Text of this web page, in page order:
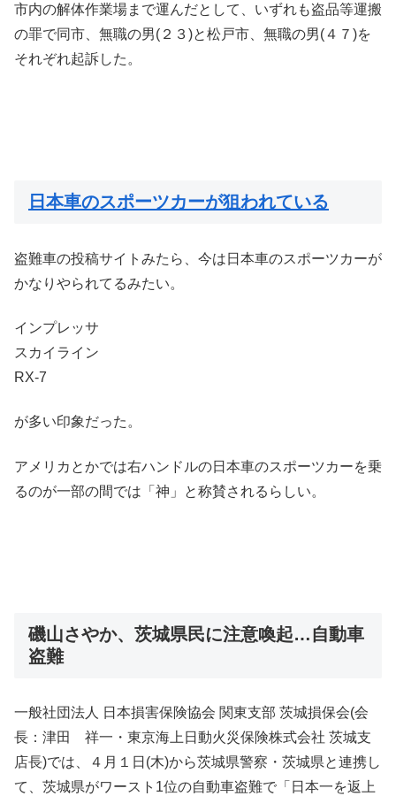
市内の解体作業場まで運んだとして、いずれも盗品等運搬
の罪で同市、無職の男(２３)と松戸市、無職の男(４７)を
それぞれ起訴した。
日本車のスポーツカーが狙われている
盗難車の投稿サイトみたら、今は日本車のスポーツカーが
かなりやられてるみたい。
インプレッサ
スカイライン
RX-7
が多い印象だった。
アメリカとかでは右ハンドルの日本車のスポーツカーを乗
るのが一部の間では「神」と称賛されるらしい。
磯山さやか、茨城県民に注意喚起…自動車
盗難
一般社団法人 日本損害保険協会 関東支部 茨城損保会(会
長：津田 祥一・東京海上日動火災保険株式会社 茨城支
店長)では、４月１日(木)から茨城県警察・茨城県と連携し
て、茨城県がワースト1位の自動車盗難で「日本一を返上